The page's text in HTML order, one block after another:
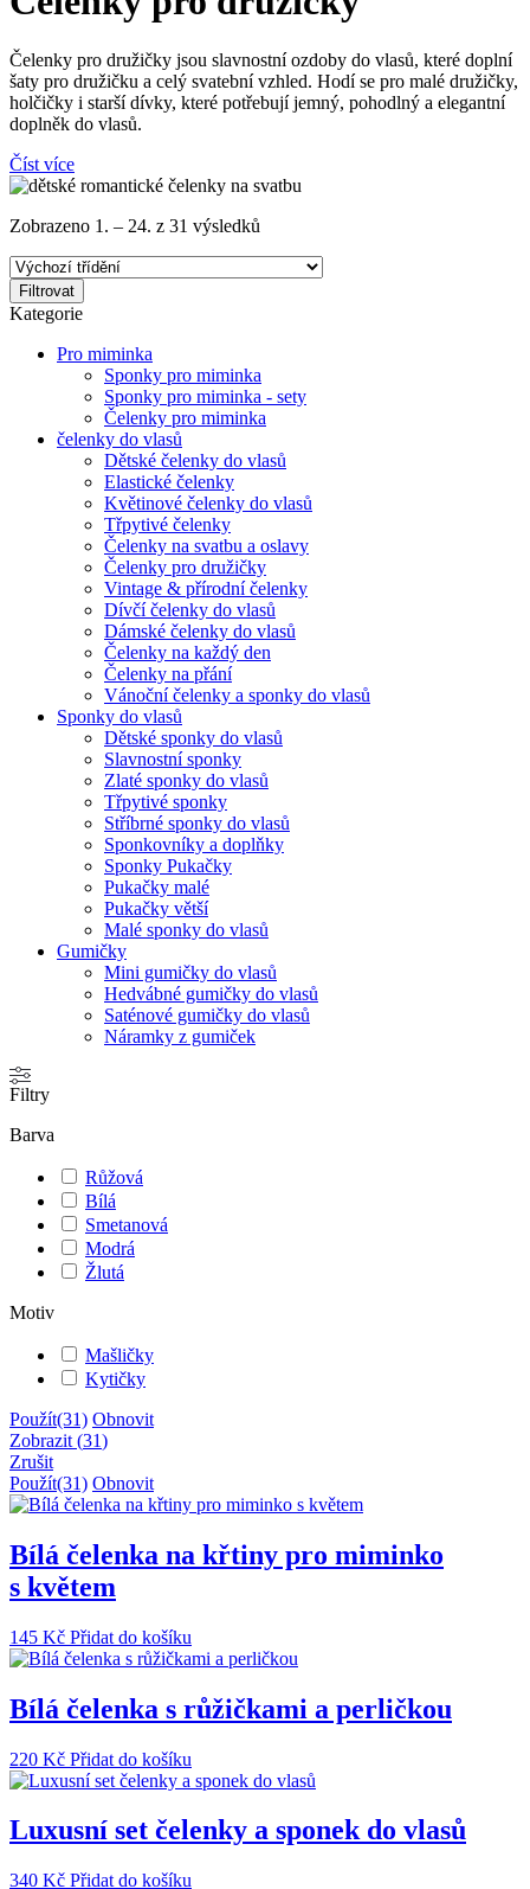
Čelenky pro družičky jsou slavnostní ozdoby do vlasů, které doplní
šaty pro družičku a celý svatební vzhled. Hodí se pro malé družičky,
holčičky i starší dívky, které potřebují jemný, pohodlný a elegantní
doplněk do vlasů.
Číst více
Zobrazeno 1. – 24. z 31 výsledků
Filtrovat
Kategorie
Pro miminka
Sponky pro miminka
Sponky pro miminka - sety
Čelenky pro miminka
čelenky do vlasů
Dětské čelenky do vlasů
Elastické čelenky
Květinové čelenky do vlasů
Třpytivé čelenky
Čelenky na svatbu a oslavy
Čelenky pro družičky
Vintage & přírodní čelenky
Dívčí čelenky do vlasů
Dámské čelenky do vlasů
Čelenky na každý den
Čelenky na přání
Vánoční čelenky a sponky do vlasů
Sponky do vlasů
Dětské sponky do vlasů
Slavnostní sponky
Zlaté sponky do vlasů
Třpytivé sponky
Stříbrné sponky do vlasů
Sponkovníky a doplňky
Sponky Pukačky
Pukačky malé
Pukačky větší
Malé sponky do vlasů
Gumičky
Mini gumičky do vlasů
Hedvábné gumičky do vlasů
Saténové gumičky do vlasů
Náramky z gumiček
Filtry
Barva
Růžová
Bílá
Smetanová
Modrá
Žlutá
Motiv
Mašličky
Kytičky
Použít(31) Obnovit
Zobrazit (31)
Zrušit
Použít(31) Obnovit
Bílá čelenka na křtiny pro miminko
s květem
145 Kč Přidat do košíku
Bílá čelenka s růžičkami a perličkou
220 Kč Přidat do košíku
Luxusní set čelenky a sponek do vlasů
340 Kč Přidat do košíku